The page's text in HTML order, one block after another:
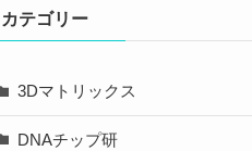
カテゴリー
3Dマトリックス
DNAチップ研